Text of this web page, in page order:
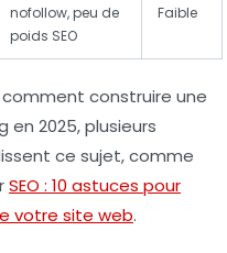
nofollow, peu de
poids SEO
Faible
construire une
2025, plusieurs
ce sujet, comme
SEO : 10 astuces pour
votre site web.